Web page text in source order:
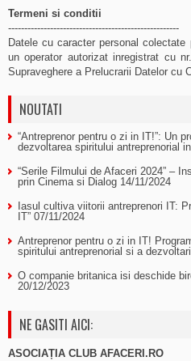
Termeni si conditii
-----------------------------------------------------
Datele cu caracter personal
un operator autorizat inregistrat cu
Supraveghere a Prelucrarii Datelor cu
NOUTATI
“Antreprenor pentru o zi in IT!”: Un
dezvoltarea spiritului antreprenorial
“Serile Filmului de Afaceri 2024” –
prin Cinema si Dialog 14/11/2024
Iasul cultiva viitorii antreprenori IT:
IT” 07/11/2024
Antreprenor pentru o zi in IT!
spiritului antreprenorial si a
O companie britanica isi deschide
20/12/2023
NE GASITI AICI:
ASOCIAȚIA CLUB AFACERI.RO